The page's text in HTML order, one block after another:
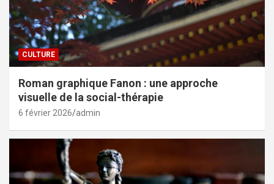
CULTURE
Roman graphique Fanon : une approche
visuelle de la social-thérapie
6 février 2026 admin